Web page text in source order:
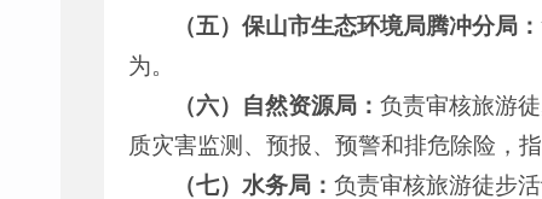
（五）保山市生态环境局腾冲分局：
为。
（六）自然资源局：负责审核旅游
质灾害监测、预报、预警和排危除险，
（七）水务局：负责审核旅游徒步